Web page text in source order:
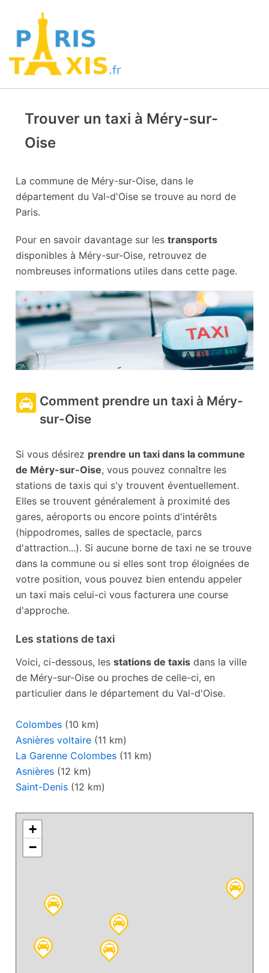
Trouver un taxi à Méry-sur-
Oise
La commune de Méry-sur-Oise, dans le
département du Val-d'Oise se trouve au nord de
Paris.
Pour en savoir davantage sur lestransports
disponibles à Méry-sur-Oise, retrouvez de
nombreuses informations utiles dans cette page.
Comment prendre un taxi à Méry-
sur-Oise
Si vous désirez prendre un taxi dans la commune
de Méry-sur-Oise, vous pouvez connaître les
stations de taxis qui s'y trouvent éventuellement.
Elles se trouvent généralement à proximité des
gares, aéroports ou encore points d'intérêts
(hippodromes, salles de spectacle, parcs
d'attraction...). Si aucune borne de taxi ne se trouve
dans la commune ou si elles sont trop éloignées de
votre position, vous pouvez bien entendu appeler
un taxi mais celui-ci vous facturera une course
d'approche.
Les stations de taxi
Voici, ci-dessous, lesstations de taxis dans la ville
de Méry-sur-Oise ou proches de celle-ci, en
particulier dans le département du Val-d'Oise.
Colombes (10 km)
Asnières voltaire (11 km)
La Garenne Colombes (11 km)
Asnières (12 km)
Saint-Denis (12 km)
+
−